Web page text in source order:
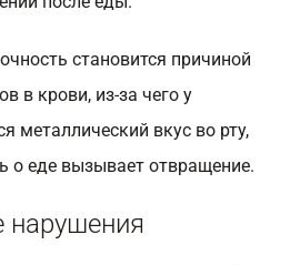
становится причиной
в крови, из-за чего у
металлический вкус во рту,
о еде вызывает отвращение.
нарушения